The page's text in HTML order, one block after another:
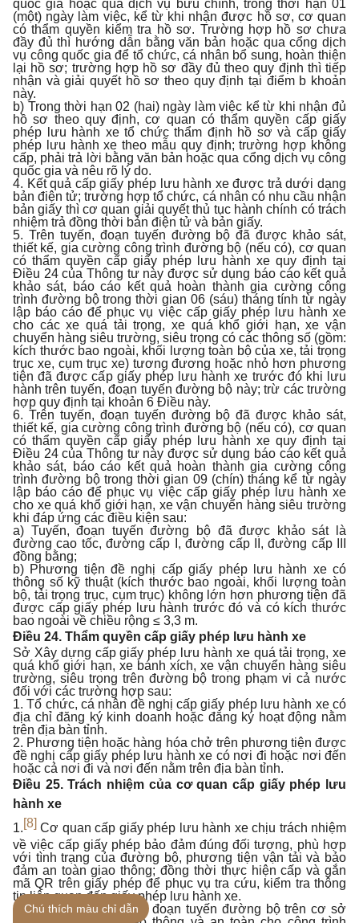
quốc gia hoặc qua dịch vụ bưu chính, trong thời hạn 01
(một) ngày làm việc, kể từ khi nhận được hồ sơ, cơ quan
có thẩm quyền kiểm tra hồ sơ. Trường hợp hồ sơ chưa
đầy đủ thì hướng dẫn bằng văn bản hoặc qua cổng dịch
vụ công quốc gia để tổ chức, cá nhân bổ sung, hoàn thiện
lại hồ sơ; trường hợp hồ sơ đầy đủ theo quy định thì tiếp
nhận và giải quyết hồ sơ theo quy định tại điểm b khoản
này.
b) Trong thời hạn 02 (hai) ngày làm việc kể từ khi nhận đủ
hồ sơ theo quy định, cơ quan có thẩm quyền cấp giấy
phép lưu hành xe tổ chức thẩm định hồ sơ và cấp giấy
phép lưu hành xe theo mẫu quy định; trường hợp không
cấp, phải trả lời bằng văn bản hoặc qua cổng dịch vụ công
quốc gia và nêu rõ lý do.
4. Kết quả cấp giấy phép lưu hành xe được trả dưới dạng
bản điện tử; trường hợp tổ chức, cá nhân có nhu cầu nhận
bản giấy thì cơ quan giải quyết thủ tục hành chính có trách
nhiệm trả đồng thời bản điện tử và bản giấy.
5. Trên tuyến, đoạn tuyến đường bộ đã được khảo sát,
thiết kế, gia cường công trình đường bộ (nếu có), cơ quan
có thẩm quyền cấp giấy phép lưu hành xe quy định tại
Điều 24 của Thông tư này được sử dụng báo cáo kết quả
khảo sát, báo cáo kết quả hoàn thành gia cường công
trình đường bộ trong thời gian 06 (sáu) tháng tính từ ngày
lập báo cáo để phục vụ việc cấp giấy phép lưu hành xe
cho các xe quá tải trọng, xe quá khổ giới hạn, xe vận
chuyển hàng siêu trường, siêu trọng có các thông số (gồm:
kích thước bao ngoài, khối lượng toàn bộ của xe, tải trọng
trục xe, cụm trục xe) tương đương hoặc nhỏ hơn phương
tiện đã được cấp giấy phép lưu hành xe trước đó khi lưu
hành trên tuyến, đoạn tuyến đường bộ này; trừ các trường
hợp quy định tại khoản 6 Điều này.
6. Trên tuyến, đoạn tuyến đường bộ đã được khảo sát,
thiết kế, gia cường công trình đường bộ (nếu có), cơ quan
có thẩm quyền cấp giấy phép lưu hành xe quy định tại
Điều 24 của Thông tư này được sử dụng báo cáo kết quả
khảo sát, báo cáo kết quả hoàn thành gia cường công
trình đường bộ trong thời gian 09 (chín) tháng kể từ ngày
lập báo cáo để phục vụ việc cấp giấy phép lưu hành xe
cho xe quá khổ giới hạn, xe vận chuyển hàng siêu trường
khi đáp ứng các điều kiện sau:
a) Tuyến, đoạn tuyến đường bộ đã được khảo sát là
đường cao tốc, đường cấp I, đường cấp II, đường cấp III
đồng bằng;
b) Phương tiện đề nghị cấp giấy phép lưu hành xe có
thông số kỹ thuật (kích thước bao ngoài, khối lượng toàn
bộ, tải trọng trục, cụm trục) không lớn hơn phương tiện đã
được cấp giấy phép lưu hành trước đó và có kích thước
bao ngoài về chiều rộng ≤ 3,3 m.
Điều 24. Thẩm quyền cấp giấy phép lưu hành xe
Sở Xây dựng cấp giấy phép lưu hành xe quá tải trọng, xe
quá khổ giới hạn, xe bánh xích, xe vận chuyển hàng siêu
trường, siêu trọng trên đường bộ trong phạm vi cả nước
đối với các trường hợp sau:
1. Tổ chức, cá nhân đề nghị cấp giấy phép lưu hành xe có
địa chỉ đăng ký kinh doanh hoặc đăng ký hoạt động nằm
trên địa bàn tỉnh.
2. Phương tiện hoặc hàng hóa chở trên phương tiện được
đề nghị cấp giấy phép lưu hành xe có nơi đi hoặc nơi đến
hoặc cả nơi đi và nơi đến nằm trên địa bàn tỉnh.
Điều 25. Trách nhiệm của cơ quan cấp giấy phép lưu
hành xe
1.[8] Cơ quan cấp giấy phép lưu hành xe chịu trách nhiệm
về việc cấp giấy phép bảo đảm đúng đối tượng, phù hợp
với tình trạng của đường bộ, phương tiện vận tải và bảo
đảm an toàn giao thông; đồng thời thực hiện cấp và gắn
mã QR trên giấy phép để phục vụ tra cứu, kiểm tra thông
tin liên quan đến giấy phép lưu hành xe.
2. Lựa chọn các tuyến, đoạn tuyến đường bộ trên cơ sở
Chú thích màu chỉ dẫn